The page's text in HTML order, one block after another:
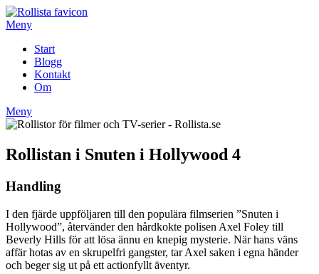
Hoppa
till
Meny
Start
Blogg
Kontakt
Om
Meny
Rollistan i Snuten i Hollywood 4
Handling
I den fjärde uppföljaren till den populära filmserien ”Snuten i
Hollywood”, återvänder den hårdkokte polisen Axel Foley till
Beverly Hills för att lösa ännu en knepig mysterie. När hans väns
affär hotas av en skrupelfri gangster, tar Axel saken i egna händer
och beger sig ut på ett actionfyllt äventyr.